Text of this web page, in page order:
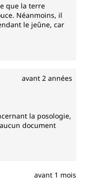
que la terre
Néanmoins, il
le jeûne, car
avant 2 années
la posologie,
document
avant 1 mois